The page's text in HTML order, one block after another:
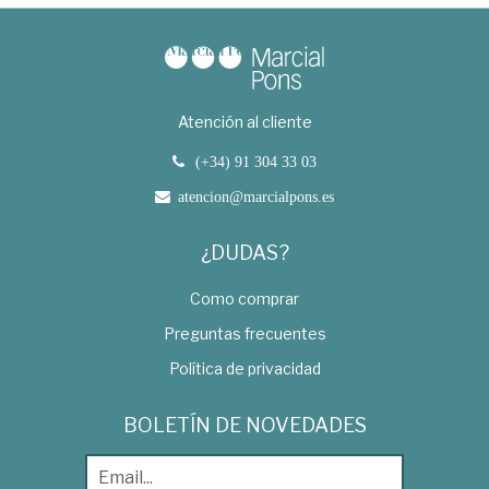
Atención al cliente
(+34) 91 304 33 03
atencion@marcialpons.es
¿DUDAS?
Como comprar
Preguntas frecuentes
Política de privacidad
BOLETÍN DE NOVEDADES